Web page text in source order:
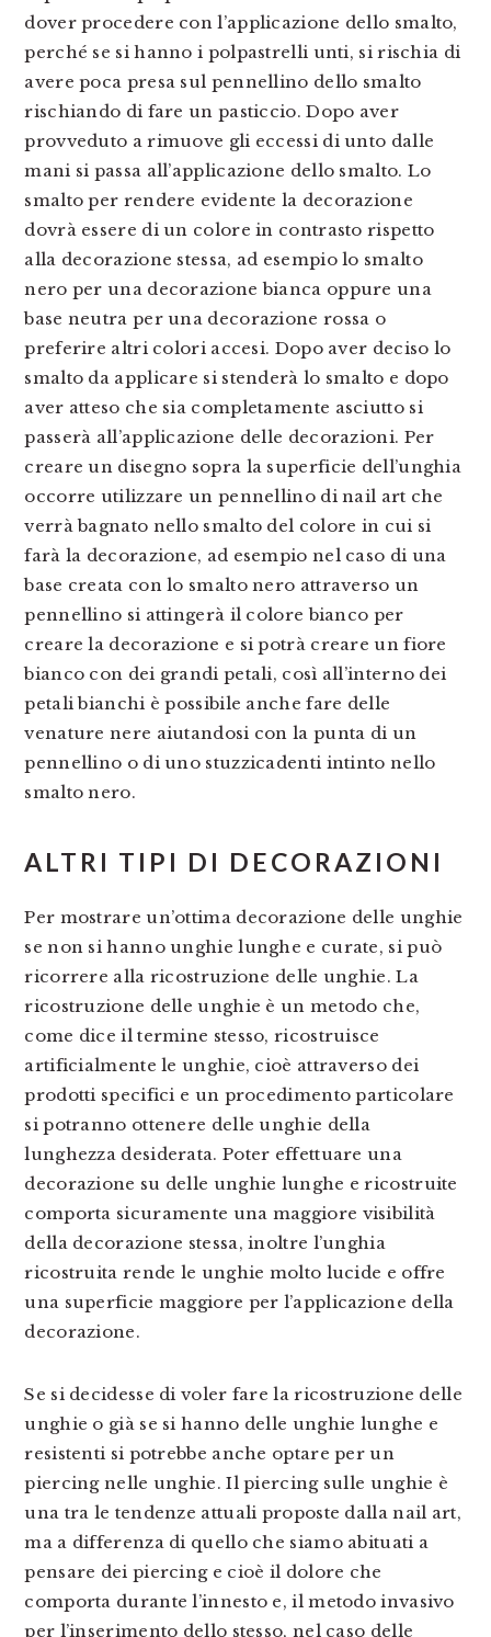
dover procedere con l’applicazione dello smalto,
perché se si hanno i polpastrelli unti, si rischia di
avere poca presa sul pennellino dello smalto
rischiando di fare un pasticcio. Dopo aver
provveduto a rimuove gli eccessi di unto dalle
mani si passa all’applicazione dello smalto. Lo
smalto per rendere evidente la decorazione
dovrà essere di un colore in contrasto rispetto
alla decorazione stessa, ad esempio lo smalto
nero per una decorazione bianca oppure una
base neutra per una decorazione rossa o
preferire altri colori accesi. Dopo aver deciso lo
smalto da applicare si stenderà lo smalto e dopo
aver atteso che sia completamente asciutto si
passerà all’applicazione delle decorazioni. Per
creare un disegno sopra la superficie dell’unghia
occorre utilizzare un pennellino di nail art che
verrà bagnato nello smalto del colore in cui si
farà la decorazione, ad esempio nel caso di una
base creata con lo smalto nero attraverso un
pennellino si attingerà il colore bianco per
creare la decorazione e si potrà creare un fiore
bianco con dei grandi petali, così all’interno dei
petali bianchi è possibile anche fare delle
venature nere aiutandosi con la punta di un
pennellino o di uno stuzzicadenti intinto nello
smalto nero.
ALTRI TIPI DI DECORAZIONI
Per mostrare un’ottima decorazione delle unghie
se non si hanno unghie lunghe e curate, si può
ricorrere alla ricostruzione delle unghie. La
ricostruzione delle unghie è un metodo che,
come dice il termine stesso, ricostruisce
artificialmente le unghie, cioè attraverso dei
prodotti specifici e un procedimento particolare
si potranno ottenere delle unghie della
lunghezza desiderata. Poter effettuare una
decorazione su delle unghie lunghe e ricostruite
comporta sicuramente una maggiore visibilità
della decorazione stessa, inoltre l’unghia
ricostruita rende le unghie molto lucide e offre
una superficie maggiore per l’applicazione della
decorazione.
Se si decidesse di voler fare la ricostruzione delle
unghie o già se si hanno delle unghie lunghe e
resistenti si potrebbe anche optare per un
piercing nelle unghie. Il piercing sulle unghie è
una tra le tendenze attuali proposte dalla nail art,
ma a differenza di quello che siamo abituati a
pensare dei piercing e cioè il dolore che
comporta durante l’innesto e, il metodo invasivo
per l’inserimento dello stesso, nel caso delle